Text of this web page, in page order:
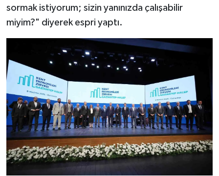
sormak istiyorum; sizin yanınızda çalışabilir
miyim?" diyerek espri yaptı.